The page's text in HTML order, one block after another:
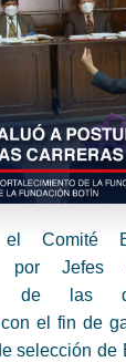
el Comité
por
de las
el fin de
selección de